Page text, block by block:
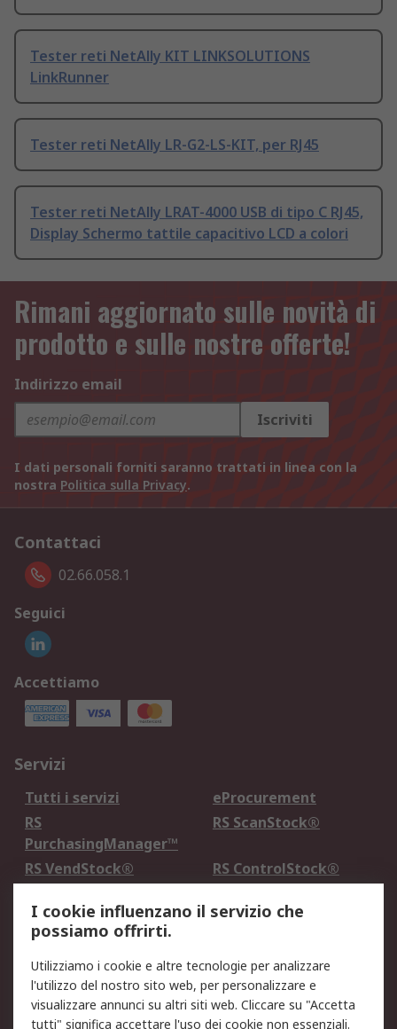
Tester reti NetAlly KIT LINKSOLUTIONS
LinkRunner
Tester reti NetAlly LR-G2-LS-KIT, per RJ45
Tester reti NetAlly LRAT-4000 USB di tipo C RJ45,
Display Schermo tattile capacitivo LCD a colori
Rimani aggiornato sulle novità di
prodotto e sulle nostre offerte!
Indirizzo email
Iscriviti
I dati personali forniti saranno trattati in linea con la
nostra Politica sulla Privacy.
Contattaci
02.66.058.1
Seguici
Accettiamo
Servizi
Tutti i servizi
eProcurement
RS
PurchasingManager™
RS ScanStock®
RS VendStock®
RS ControlStock®
Legale
Informativa Cookie
Informativa Privacy -
Aggiornata
Email Security
Termini d'uso
I cookie influenzano il servizio che
possiamo offrirti.
Utilizziamo i cookie e altre tecnologie per analizzare
l'utilizzo del nostro sito web, per personalizzare e
visualizzare annunci su altri siti web. Cliccare su "Accetta
tutti" significa accettare l'uso dei cookie non essenziali.